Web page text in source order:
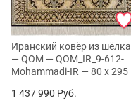
Иранский ковёр из шёлка
— QOM — QOM_IR_9-612-
Mohammadi-IR — 80 x 295
1 437 990 Руб.